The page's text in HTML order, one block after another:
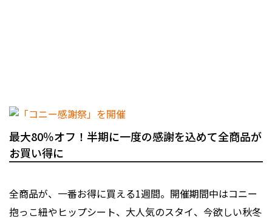
最大80％オフ！半期に一度の感謝を込めて全商品が
お買い得に
全商品が、一番お得に買える1週間。開催期間中はコニー
抱っこ紐やヒップシート、大人気のスタイ、今欲しい秋冬